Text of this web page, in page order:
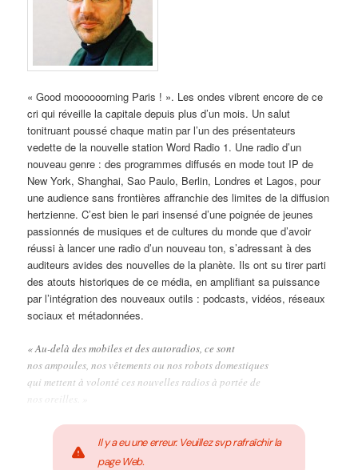
« Good moooooorning Paris ! ». Les ondes vibrent encore de ce
cri qui réveille la capitale depuis plus d’un mois. Un salut
tonitruant poussé chaque matin par l’un des présentateurs
vedette de la nouvelle station Word Radio 1. Une radio d’un
nouveau genre : des programmes diffusés en mode tout IP de
New York, Shanghai, Sao Paulo, Berlin, Londres et Lagos, pour
une audience sans frontières affranchie des limites de la diffusion
hertzienne. C’est bien le pari insensé d’une poignée de jeunes
passionnés de musiques et de cultures du monde que d’avoir
réussi à lancer une radio d’un nouveau ton, s’adressant à des
auditeurs avides des nouvelles de la planète. Ils ont su tirer parti
des atouts historiques de ce média, en amplifiant sa puissance
par l’intégration des nouveaux outils : podcasts, vidéos, réseaux
sociaux et métadonnées.
« Au-delà des mobiles et des autoradios, ce sont
nos ampoules, nos vêtements ou nos robots domestiques
qui mettent à volonté ces nouvelles radios à portée de
nos oreilles. »
Il y a eu une erreur. Veuillez svp rafraîchir la
page Web.